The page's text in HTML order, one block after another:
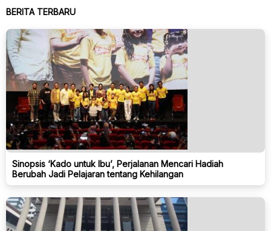
BERITA TERBARU
Sinopsis ‘Kado untuk Ibu’, Perjalanan Mencari Hadiah
Berubah Jadi Pelajaran tentang Kehilangan